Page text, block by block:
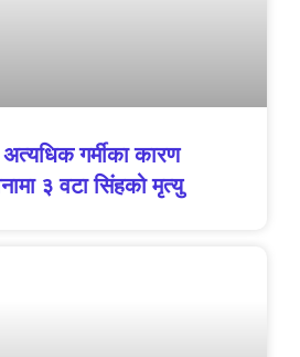
गर्मीका कारण
३ वटा सिंहको मृत्यु